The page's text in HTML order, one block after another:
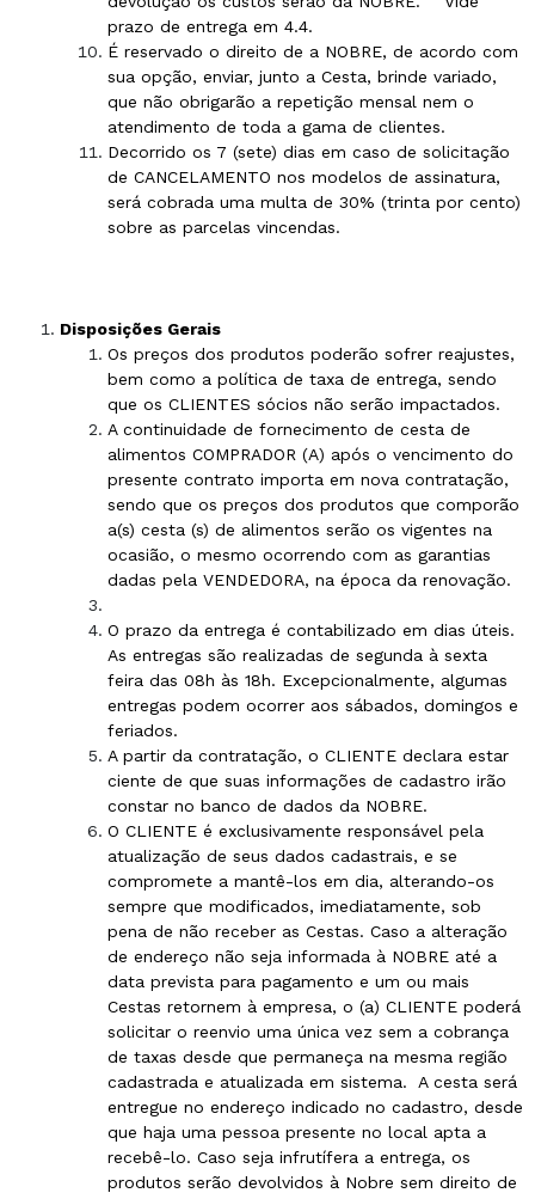
prazo de entrega em 4.4.
É reservado o direito de a NOBRE, de acordo com
sua opção, enviar, junto a Cesta, brinde variado,
que não obrigarão a repetição mensal nem o
atendimento de toda a gama de clientes.
Decorrido os 7 (sete) dias em caso de solicitação
de CANCELAMENTO nos modelos de assinatura,
será cobrada uma multa de 30% (trinta por cento)
sobre as parcelas vincendas.
Disposições Gerais
Os preços dos produtos poderão sofrer reajustes,
bem como a política de taxa de entrega, sendo
que os CLIENTES sócios não serão impactados.
A continuidade de fornecimento de cesta de
alimentos COMPRADOR (A) após o vencimento do
presente contrato importa em nova contratação,
sendo que os preços dos produtos que comporão
a(s) cesta (s) de alimentos serão os vigentes na
ocasião, o mesmo ocorrendo com as garantias
dadas pela VENDEDORA, na época da renovação.
O prazo da entrega é contabilizado em dias úteis.
As entregas são realizadas de segunda à sexta
feira das 08h às 18h. Excepcionalmente, algumas
entregas podem ocorrer aos sábados, domingos e
feriados.
A partir da contratação, o CLIENTE declara estar
ciente de que suas informações de cadastro irão
constar no banco de dados da NOBRE.
O CLIENTE é exclusivamente responsável pela
atualização de seus dados cadastrais, e se
compromete a mantê-los em dia, alterando-os
sempre que modificados, imediatamente, sob
pena de não receber as Cestas. Caso a alteração
de endereço não seja informada à NOBRE até a
data prevista para pagamento e um ou mais
Cestas retornem à empresa, o (a) CLIENTE poderá
solicitar o reenvio uma única vez sem a cobrança
de taxas desde que permaneça na mesma região
cadastrada e atualizada em sistema.
A cesta será
entregue no endereço indicado no cadastro, desde
que haja uma pessoa presente no local apta a
recebê-lo. Caso seja infrutífera a entrega, os
produtos serão devolvidos à Nobre sem direito de